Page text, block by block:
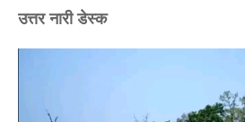
उत्तर नारी डेस्क